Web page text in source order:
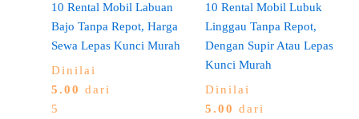
10 Rental Mobil Labuan
Bajo Tanpa Repot, Harga
Sewa Lepas Kunci Murah
Dinilai
5.00 dari
5
10 Rental Mobil Lubuk
Linggau Tanpa Repot,
Dengan Supir Atau Lepas
Kunci Murah
Dinilai
5.00 dari